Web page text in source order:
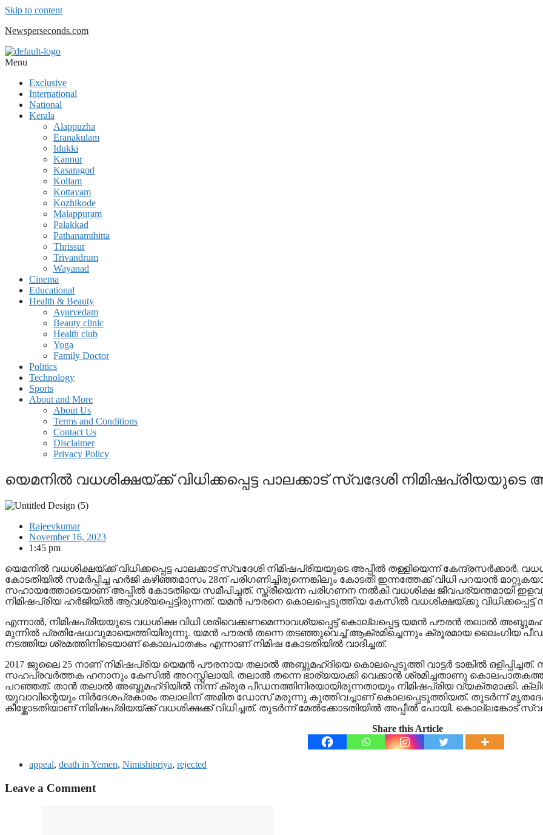
Skip to content
Newsperseconds.com
Menu
Exclusive
International
National
Kerala
Alappuzha
Eranakulam
Idukki
Kannur
Kasaragod
Kollam
Kottayam
Kozhikode
Malappuram
Palakkad
Pathanamthitta
Thrissur
Trivandrum
Wayanad
Cinema
Educational
Health & Beauty
Ayurvedam
Beauty clinic
Health club
Yoga
Family Doctor
Politics
Technology
Sports
About and More
About Us
Terms and Conditions
Contact Us
Disclaimer
Privacy Policy
യെമനിൽ വധശിക്ഷയ്ക്ക് വിധിക്കപ്പെട്ട പാലക്കാട് സ്വദേശി നിമിഷപ്രിയയുടെ
Rajeevkumar
November 16, 2023
1:45 pm
യെമനിൽ വധശിക്ഷയ്ക്ക് വിധിക്കപ്പെട്ട പാലക്കാട് സ്വദേശി നിമിഷപ്രിയയുടെ അപ്പീൽ തള്ളിയെന്ന് കേന്ദ്രസർക്കാർ.
കോടതിയിൽ സമർപ്പിച്ച ഹർജി കഴിഞ്ഞമാസം 28ന് പരി​ഗണിച്ചിരുന്നെങ്കിലും കോടതി ഇന്നത്തേക്ക് വിധി പറയാൻ
സഹായത്തോടെയാണ് അപ്പീല്‍ കോടതിയെ സമീപിച്ചത്. സ്ത്രീയെന്ന പരിഗണന നല്‍കി വധശിക്ഷ ജീവപര്യന്തമായി
നിമിഷപ്രിയ ഹർജിയിൽ ആവശ്യപ്പെട്ടിരുന്നത്. യമന്‍ പൗരനെ കൊലപ്പെടുത്തിയ കേസില്‍ വധശിക്ഷയ്ക്കു
എന്നാൽ, നിമിഷപ്രിയയുടെ വധശിക്ഷ വിധി ശരിവെക്കണമെന്നാവശ്യപ്പെട്ട് കൊല്ലപ്പെട്ട യമന്‍ പൗരന്‍ തലാല്‍
മുന്നില്‍ പ്രതിഷേധവുമായെത്തിയിരുന്നു. യമന്‍ പൗരന്‍ തന്നെ തടഞ്ഞുവെച്ച് ആക്രമിച്ചെന്നും ക്രൂരമായ ലൈംഗിയ
നടത്തിയ ശ്രമത്തിനിടെയാണ് കൊലപാതകം എന്നാണ് നിമിഷ കോടതിയിൽ വാദിച്ചത്.
2017 ജൂലൈ 25 നാണ് നിമിഷപ്രിയ യെമന്‍ പൗരനായ തലാല്‍ അബ്ദുമഹ്ദിയെ കൊലപ്പെടുത്തി വാട്ടര്‍ ടാങ്കില്‍
സഹപ്രവര്‍ത്തക ഹനാനും കേസില്‍ അറസ്റ്റിലായി. തലാല്‍ തന്നെ ഭാര്യയാക്കി വെക്കാന്‍ ശ്രമിച്ചതാണു
പറഞ്ഞത്. താൻ തലാല്‍ അബ്ദുമഹ്ദിയിൽ നിന്ന് ക്രൂര പീഡനത്തിനിരയായിരുന്നതായും നിമിഷപ്രിയ വ്യക്തമാക്കി.
യുവാവിന്റെയും നിര്‍ദേശപ്രകാരം തലാലിന് അമിത ഡോസ് മരുന്നു കുത്തിവച്ചാണ് കൊലപ്പെടുത്തിയത്. തുടർന്ന്
കീഴ്ക്കോടതിയാണ് നിമിഷപ്രിയയ്ക്ക് വധശിക്ഷക്ക് വിധിച്ചത്. തുടര്‍ന്ന് മേല്‍ക്കോടതിയില്‍ അപ്പീല്‍ പോയി. കൊല്ലങ്കോട്
Share this Article
appeal, death in Yemen, Nimishipriya, rejected
Leave a Comment